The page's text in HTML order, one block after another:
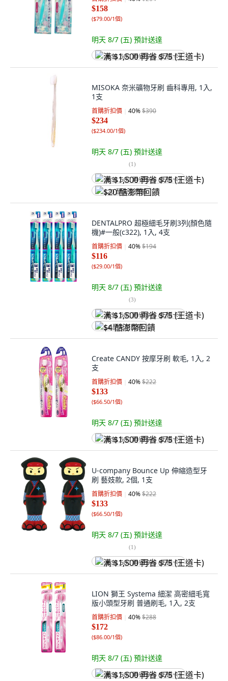
$158
($79.00/1個)
明天 8/7 (五) 預計送達
满 $1,500 再省 $75 (王道卡)
MISOKA 奈米礦物牙刷 齒科專用, 1入,
1支
首購折扣價 40%$390
$234
($234.00/1個)
明天 8/7 (五) 預計送達
(1)
满 $1,500 再省 $75 (王道卡)
$20 酷澎幣回饋
DENTALPRO 超極細毛牙刷3列(顏色隨
機)#一般(c322), 1入, 4支
首購折扣價 40%$194
$116
($29.00/1個)
明天 8/7 (五) 預計送達
(3)
满 $1,500 再省 $75 (王道卡)
$4 酷澎幣回饋
Create CANDY 按摩牙刷 軟毛, 1入, 2
支
首購折扣價 40%$222
$133
($66.50/1個)
明天 8/7 (五) 預計送達
满 $1,500 再省 $75 (王道卡)
U-company Bounce Up 伸縮造型牙
刷 藝妓款, 2個, 1支
首購折扣價 40%$222
$133
($66.50/1個)
明天 8/7 (五) 預計送達
(1)
满 $1,500 再省 $75 (王道卡)
LION 獅王 Systema 細潔 高密細毛寬
版小頭型牙刷 普通刷毛, 1入, 2支
首購折扣價 40%$288
$172
($86.00/1個)
明天 8/7 (五) 預計送達
满 $1,500 再省 $75 (王道卡)